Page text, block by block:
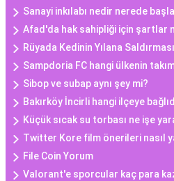
Sanayi inkılabı nedir nerede
Afad'da hak sahipliği için şartlar
Rüyada Kedinin Yılana Saldırması
Sampdoria FC hangi ülkenin
Sibop ve subap aynı şey mi?
Bakırköy İncirli hangi ilçeye
Küçük sıcak su torbası ne işe
Twitter Kore film önerileri nasıl
File Coin Yorum
Valorant'e sporcular kaç para